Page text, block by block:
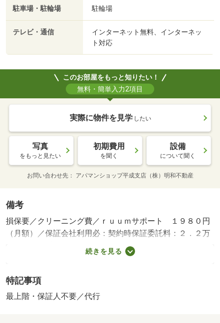
駐車場・駐輪場 駐輪場
テレビ・通信
インターネット無料、インターネッ
ト対応
このお部屋をもっと知りたい！
無料・簡単入力2項目
実際に物件を見学 したい
写真
をもっと見たい
初期費用
を聞く
設備
について聞く
お問い合わせ先 アパマンショップ平成支店（株）明和不動産
備考
損保要／クリーニング費／ｒｕｕｍサポート １９８０円
（月額）／保証会社利用必：契約時保証委託料：２．２万
／月額保証委託料：賃料総額の２．２％又は５．５％ ※
ペット可は２．５万／２．５％／［退去時費用 退去費用
２，０００円がかかります。契約時にクリーニング費６
０，０００円、鍵セット費３，３００円（税込）が必要と
続きを見る
特記事項
最上階・保証人不要／代行